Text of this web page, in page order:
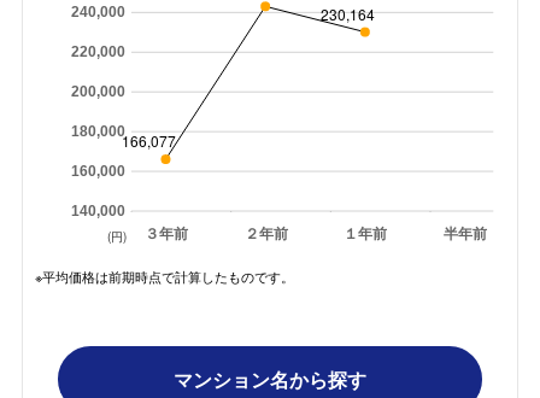
３年前 ２年前 １年前 半年前
140,000
160,000
180,000
200,000
220,000
240,000
166,077
230,164
(円)
※平均価格は前期時点で計算したものです。
マンション名から探す